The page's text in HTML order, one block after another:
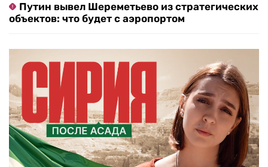
Путин вывел Шереметьево из стратегических
объектов: что будет с аэропортом